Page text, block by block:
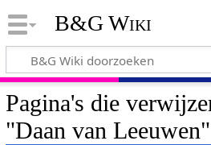
B&G Wiki
Pagina's die
"Daan van Leeuwen"